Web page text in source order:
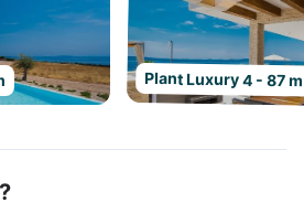
Plant Luxury 4 - 87 m